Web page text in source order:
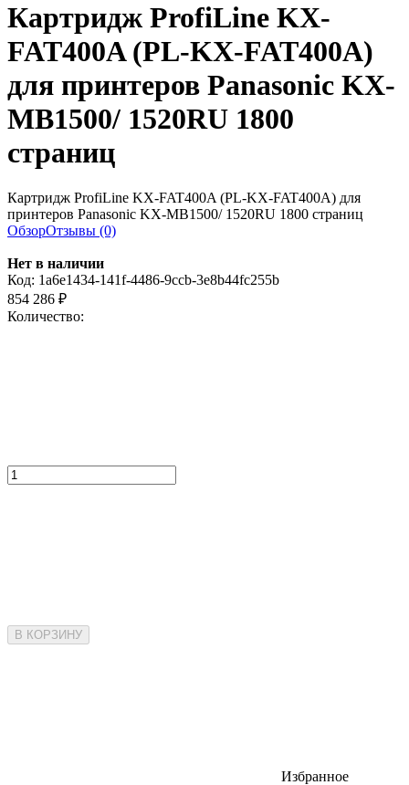
Картридж ProfiLine KX-
FAT400A (PL-KX-FAT400A)
для принтеров Panasonic KX-
MB1500/ 1520RU 1800
страниц
Картридж ProfiLine KX-FAT400A (PL-KX-FAT400A) для
принтеров Panasonic KX-MB1500/ 1520RU 1800 страниц
ОбзорОтзывы (0)
Нет в наличии
Код: 1a6e1434-141f-4486-9ccb-3e8b44fc255b
854 286 ₽
Количество:
В КОРЗИНУ
Избранное